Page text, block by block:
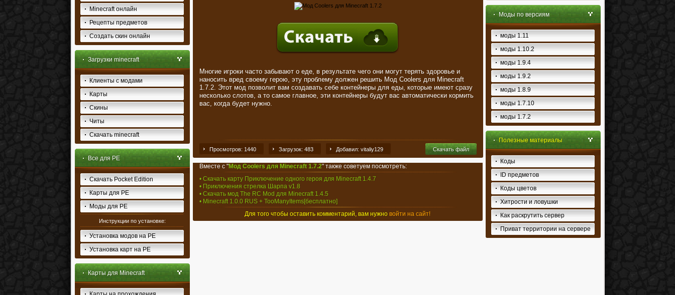
Minecraft онлайн
Рецепты предметов
Создать скин онлайн
Загрузки minecraft
Клиенты с модами
Карты
Скины
Читы
Скачать minecraft
Все для PE
Скачать Pocket Edition
Карты для PE
Моды для PE
Инструкции по установке:
Установка модов на PE
Установка карт на PE
Карты для Minecraft
Моды по версиям
моды 1.11
моды 1.10.2
моды 1.9.4
моды 1.9.2
моды 1.8.9
моды 1.7.10
моды 1.7.2
Полезные материалы
Коды
ID предметов
Коды цветов
Хитрости и ловушки
Как раскрутить сервер
Приват территории на сервере
Многие игроки часто забывают о еде, в результате чего они могут терять здоровье и
наносить вред своему герою, эту проблему должен решить Мод Coolers для Minecraft
1.7.2. Этот мод позволит вам создавать себе контейнеры для еды, которые имеют сразу
несколько слотов, а то самое главное, эти контейнеры будут вас автоматически кормить
вас, когда будет нужно.
Просмотров: 1440 Загрузок: 483 Добавил: vitaliy129 Скачать файл
Вместе с "Мод Coolers для Minecraft 1.7.2" также советуем посмотреть:
• Скачать карту Приключение одного героя для Minecraft 1.4.7
• Приключения стрелка Шарпа v1.8
• Скачать мод The RC Mod для Minecraft 1.4.5
• Minecraft 1.0.0 RUS + TooManyItems[бесплатно]
Для того чтобы оставить комментарий, вам нужно войти на сайт!